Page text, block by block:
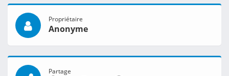
Propriétaire
Anonyme
Partage